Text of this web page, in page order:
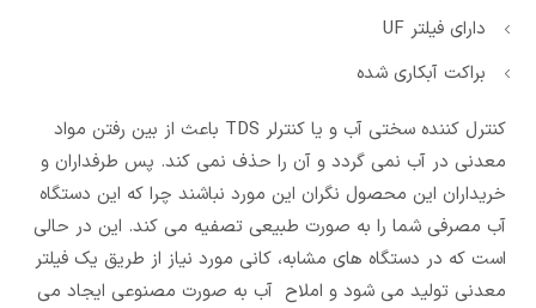
دارای فیلتر UF
براکت آبکاری شده
کنترل کننده سختی آب و یا کنترلر TDS باعث از بین رفتن مواد
معدنی در آب نمی گردد و آن را حذف نمی کند. پس طرفداران و
خریداران این محصول نگران این مورد نباشند چرا که این دستگاه
آب مصرفی شما را به صورت طبیعی تصفیه می کند. این در حالی
است که در دستگاه های مشابه، کانی مورد نیاز از طریق یک فیلتر
معدنی تولید می شود و املاح آب به صورت مصنوعی ایجاد می